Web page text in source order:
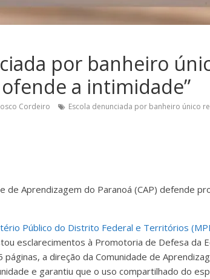
por banheiro
ofende a intimidade”
Cordeiro
Escola denunciada por banheiro único
de Aprendizagem do Paranoá (CAP) defende
Público do Distrito Federal e Territórios
esclarecimentos à Promotoria de Defesa da
a direção da Comunidade de
e garantiu que o uso compartilhado do